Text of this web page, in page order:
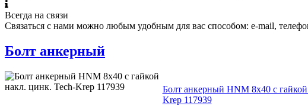
Всегда на связи
Связаться с нами можно любым удобным для вас способом: e-mail,
Болт анкерный
Болт анкерный HNM 8х40 с
Krep 117939